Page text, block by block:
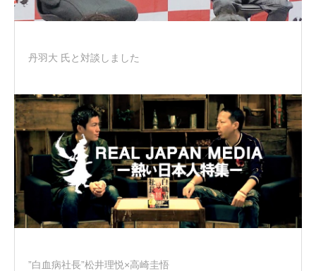
丹羽大 氏と対談しました
”白血病社長”松井理悦×高崎圭悟